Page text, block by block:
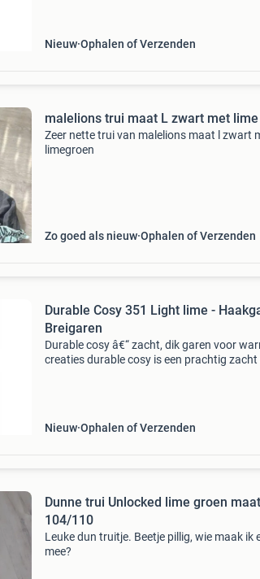
Nieuw Ophalen of Verzenden
malelions trui maat L zwart met lime
Zeer nette trui van malelions maat l zwart
limegroen
Zo goed als nieuw Ophalen of Verzenden
Durable Cosy 351 Light lime -
Breigaren
Durable cosy â€“ zacht, dik garen voor
creaties durable cosy is een prachtig zacht
Nieuw Ophalen of Verzenden
Dunne trui Unlocked lime groen maat
104/110
Leuke dun truitje. Beetje pillig, wie maak ik
mee?